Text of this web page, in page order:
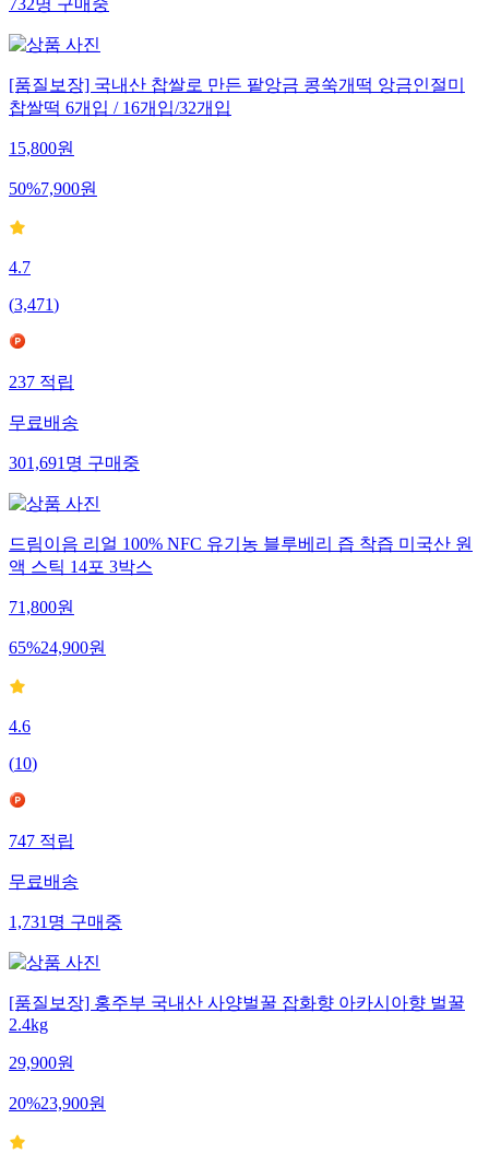
732명구매중
[품질보장] 국내산 찹쌀로 만든 팥앙금 콩쑥개떡 앙금인절미
찹쌀떡 6개입 / 16개입/32개입
15,800원
50%7,900원
4.7
(3,471)
237적립
무료배송
301,691명구매중
드림이음 리얼 100% NFC 유기농 블루베리 즙 착즙 미국산 원
액 스틱 14포 3박스
71,800원
65%24,900원
4.6
(10)
747적립
무료배송
1,731명구매중
[품질보장] 홍주부 국내산 사양벌꿀 잡화향 아카시아향 벌꿀
2.4kg
29,900원
20%23,900원